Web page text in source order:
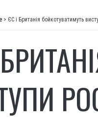
> ЄС і Британія бойкотуватимуть